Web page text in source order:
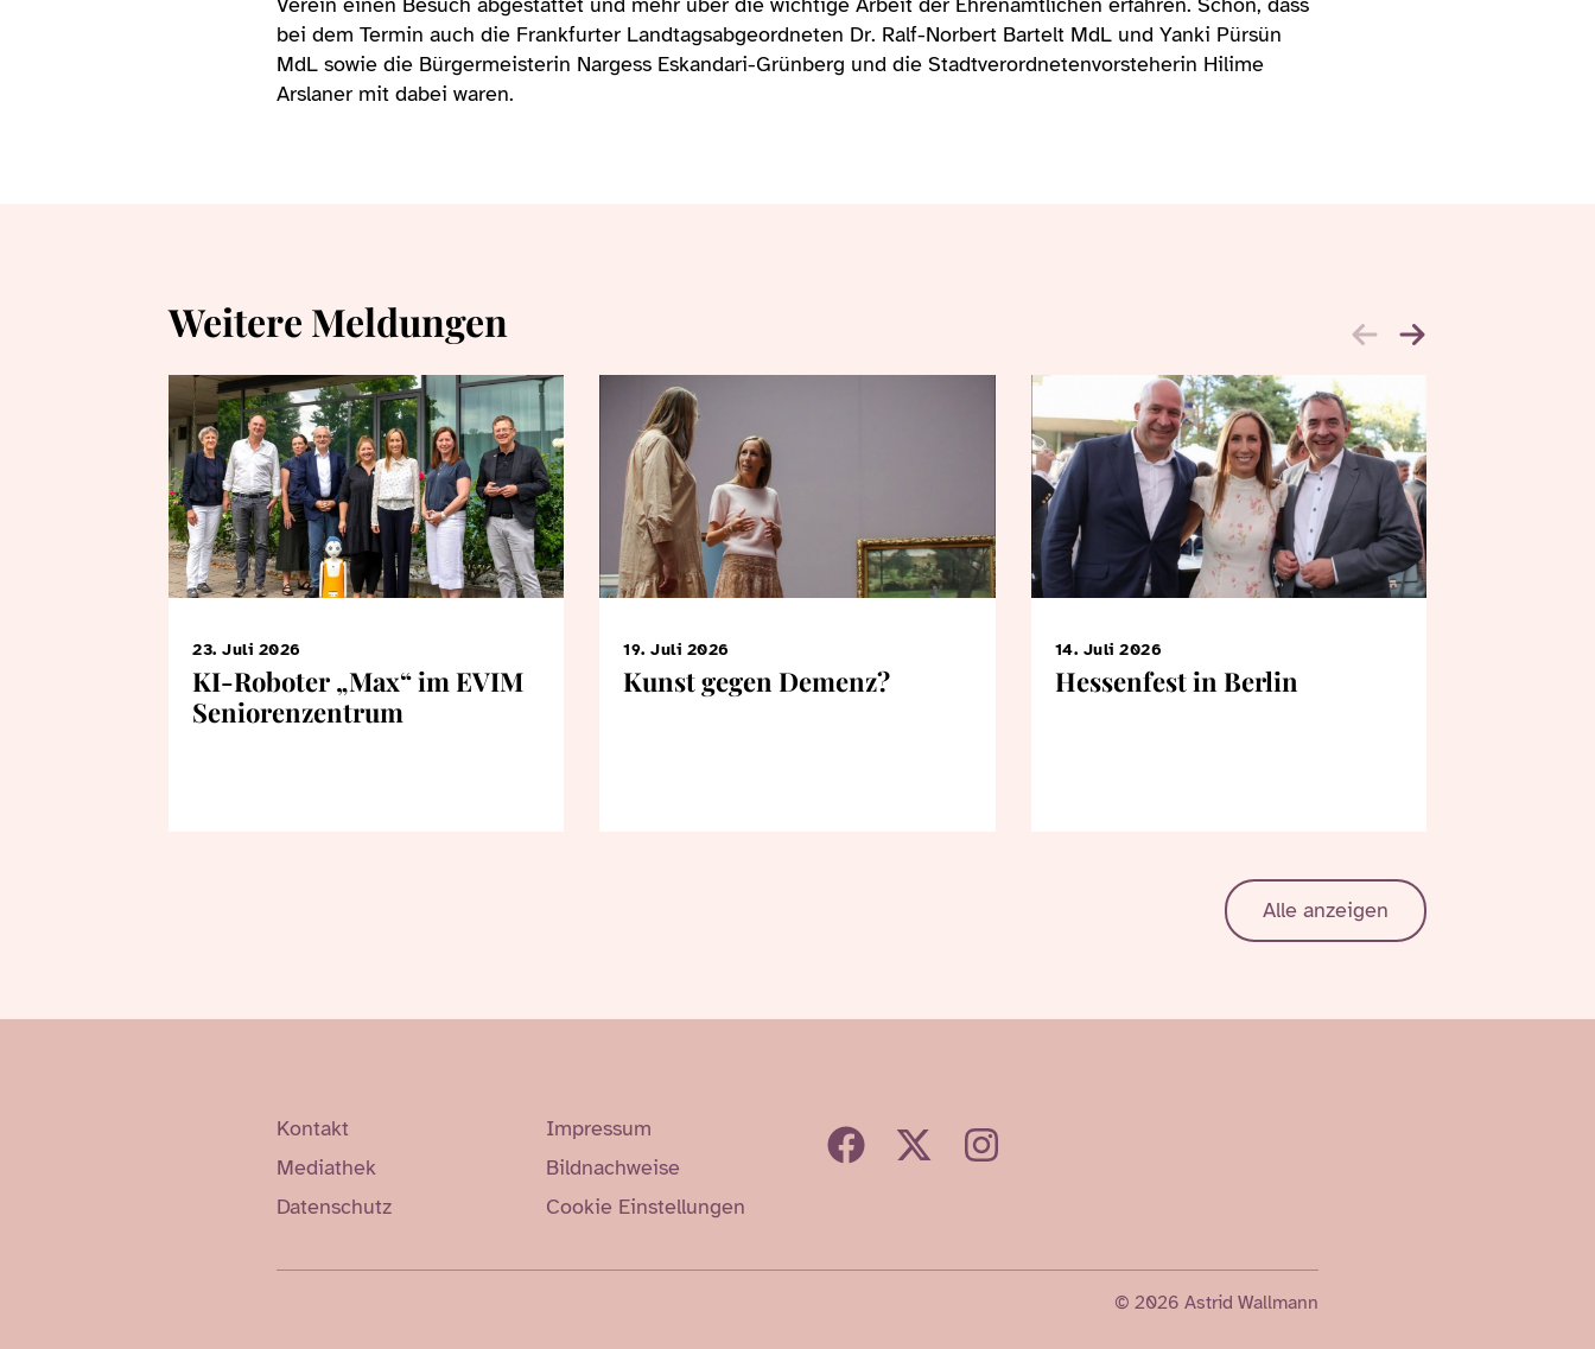
Verein einen Besuch abgestattet und mehr über die wichtige Arbeit der Ehrenamtlichen erfahren. Schön, dass
bei dem Termin auch die Frankfurter Landtagsabgeordneten Dr. Ralf-Norbert Bartelt MdL und Yanki Pürsün
MdL sowie die Bürgermeisterin Nargess Eskandari-Grünberg und die Stadtverordnetenvorsteherin Hilime
Arslaner mit dabei waren.
Weitere Meldungen
23. Juli 2026
KI-Roboter „Max“ im EVIM
Seniorenzentrum
19. Juli 2026
Kunst gegen Demenz?
14. Juli 2026
Hessenfest in Berlin
Alle anzeigen
Kontakt
Mediathek
Datenschutz
Impressum
Bildnachweise
Cookie Einstellungen
© 2026 Astrid Wallmann